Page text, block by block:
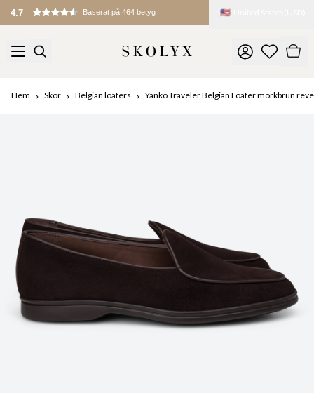
4.7 Baserat på 464 betyg 🇺🇸
Hem Skor Belgian loafers Yanko Traveler Belgian Loafer mörkbrun